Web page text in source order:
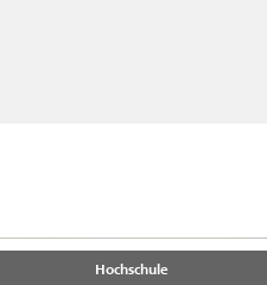
Hochschule